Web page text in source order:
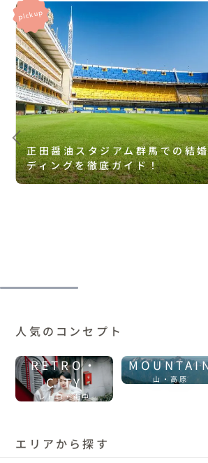
正田醤油スタジアム群馬での結
ディングを徹底ガイド！
人気のコンセプト
RETRO・
CITY
レトロ・街中
山・高原
エリアから探す